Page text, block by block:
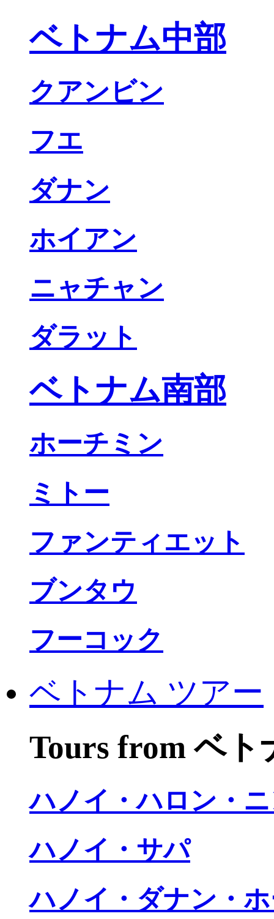
ベトナム中部
クアンビン
フエ
ダナン
ホイアン
ニャチャン
ダラット
ベトナム南部
ホーチミン
ミトー
ファンティエット
ブンタウ
フーコック
ベトナム ツアー
Tours from ベト
ハノイ・ハロン・
ハノイ・サパ
ハノイ・ダナン・